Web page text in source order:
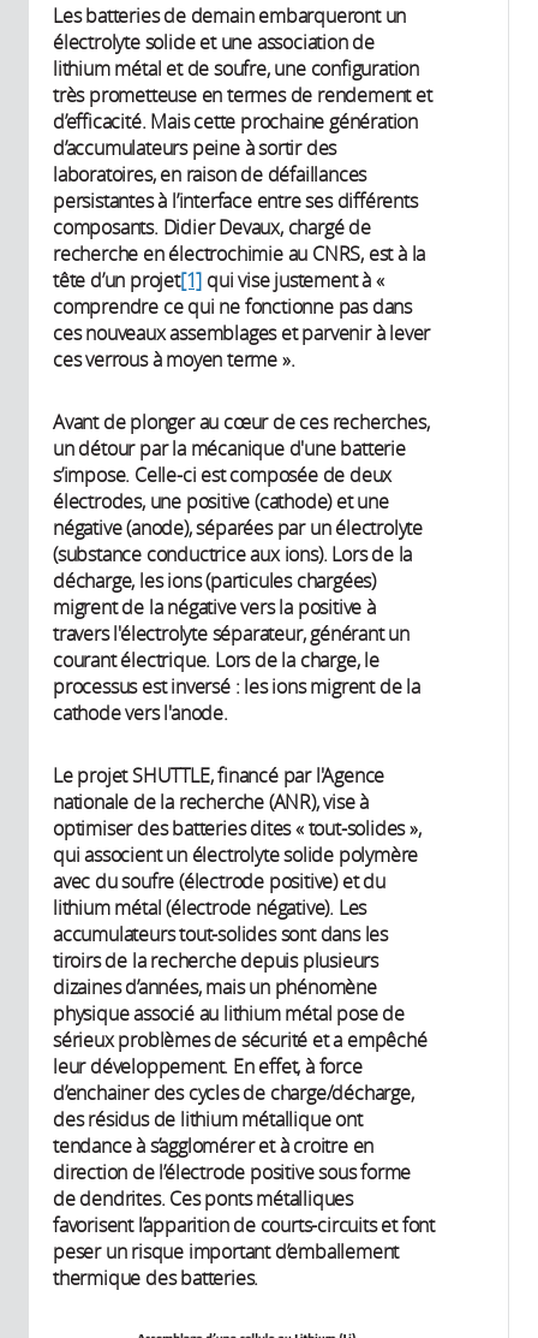
Les batteries de demain embarqueront un
électrolyte solide et une association de
lithium métal et de soufre, une configuration
très prometteuse en termes de rendement et
d’efficacité. Mais cette prochaine génération
d’accumulateurs peine à sortir des
laboratoires, en raison de défaillances
persistantes à l’interface entre ses différents
composants. Didier Devaux, chargé de
recherche en électrochimie au CNRS, est à la
tête d’un projet[1] qui vise justement à «
comprendre ce qui ne fonctionne pas dans
ces nouveaux assemblages et parvenir à lever
ces verrous à moyen terme ».
Avant de plonger au cœur de ces recherches,
un détour par la mécanique d'une batterie
s’impose. Celle-ci est composée de deux
électrodes, une positive (cathode) et une
négative (anode), séparées par un électrolyte
(substance conductrice aux ions). Lors de la
décharge, les ions (particules chargées)
migrent de la négative vers la positive à
travers l'électrolyte séparateur, générant un
courant électrique. Lors de la charge, le
processus est inversé : les ions migrent de la
cathode vers l'anode.
Le projet SHUTTLE, financé par l'Agence
nationale de la recherche (ANR), vise à
optimiser des batteries dites « tout-solides »,
qui associent un électrolyte solide polymère
avec du soufre (électrode positive) et du
lithium métal (électrode négative). Les
accumulateurs tout-solides sont dans les
tiroirs de la recherche depuis plusieurs
dizaines d’années, mais un phénomène
physique associé au lithium métal pose de
sérieux problèmes de sécurité et a empêché
leur développement. En effet, à force
d’enchainer des cycles de charge/décharge,
des résidus de lithium métallique ont
tendance à s’agglomérer et à croitre en
direction de l’électrode positive sous forme
de dendrites. Ces ponts métalliques
favorisent l’apparition de courts-circuits et font
peser un risque important d’emballement
thermique des batteries.